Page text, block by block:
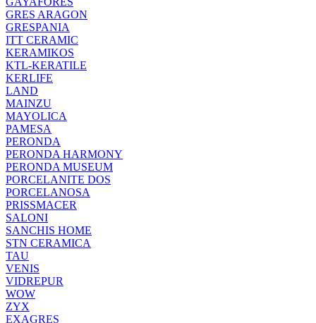
GRES ARAGON
GRESPANIA
ITT CERAMIC
KERAMIKOS
KTL-KERATILE
KERLIFE
LAND
MAINZU
MAYOLICA
PAMESA
PERONDA
PERONDA HARMONY
PERONDA MUSEUM
PORCELANITE DOS
PORCELANOSA
PRISSMACER
SALONI
SANCHIS HOME
STN CERAMICA
TAU
VENIS
VIDREPUR
WOW
ZYX
EXAGRES